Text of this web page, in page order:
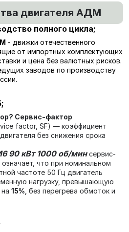
двигателя АДМ
полного цикла;
- движки отечественного
от импортных комплектующих
и цена без валютных рисков.
заводов по производству
;
Сервис-фактор
factor, SF) — коэффициент
без снижения срока
90 кВт 1000 об/минсервис-
что при номинальном
частоте 50 Гц двигатель
нагрузку, превышающую
15% , без перегрева обмоток и